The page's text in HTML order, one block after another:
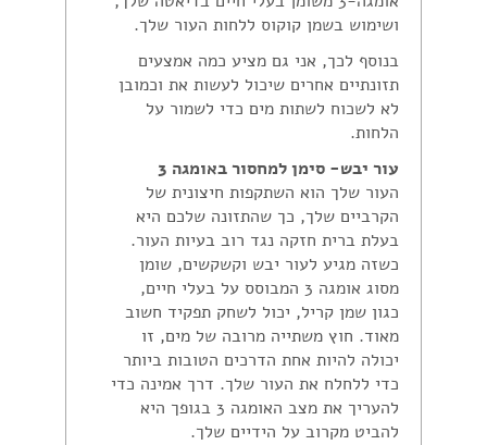
ושימוש בשמן קוקוס ללחות העור שלך.
בנוסף לכך, אני גם מציע כמה אמצעים
תזונתיים אחרים שיכול לעשות את וכמובן
לא לשכוח לשתות מים כדי לשמור על
הלחות.
עור יבש- סימן למחסור באומגה 3
העור שלך הוא השתקפות חיצונית של
הקרביים שלך, כך שהתזונה שלכם היא
בעלת ברית חזקה נגד רוב בעיות העור.
כשזה מגיע לעור יבש וקשקשים, שומן
מסוג אומגה 3 המבוסס על בעלי חיים,
כגון שמן קריל, יכול לשחק תפקיד חשוב
מאוד. חוץ משתייה מרובה של מים, זו
יכולה להיות אחת הדרכים הטובות ביותר
כדי ללחלח את העור שלך. דרך אמינה כדי
להעריך את מצב האומגה 3 בגופך היא
להביט מקרוב על הידיים שלך.